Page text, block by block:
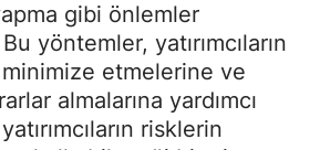
gibi önlemler
yöntemler, yatırımcıların
etmelerine ve
almalarına yardımcı
risklerin